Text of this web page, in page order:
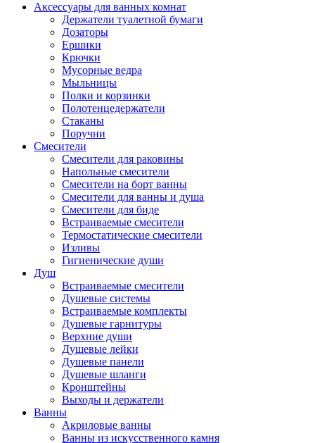
Аксессуары для ванных комнат
Держатели туалетной бумаги
Дозаторы
Ершики
Крючки
Мусорные ведра
Мыльницы
Полки и корзинки
Полотенцедержатели
Стаканы
Поручни
Смесители
Смесители для раковины
Напольные смесители
Смесители на борт ванны
Смесители для ванны и душа
Смесители для биде
Встраиваемые смесители
Термостатические смесители
Изливы
Гигиенические души
Душ
Встраиваемые смесители
Душевые системы
Встраиваемые комплекты
Душевые гарнитуры
Верхние души
Душевые лейки
Душевые панели
Душевые шланги
Кронштейны
Выходы и держатели
Ванны
Акриловые ванны
Ванны из искусственного камня